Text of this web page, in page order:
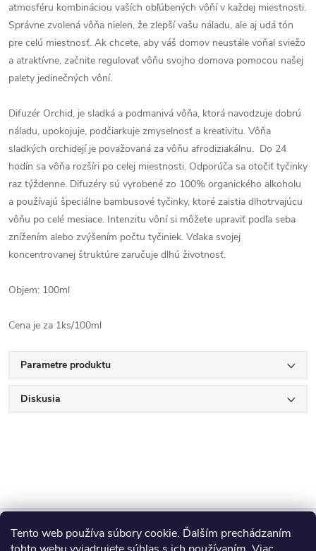
Tento web používa súbory cookie. Ďalším prechádzaním
atmosféru kombináciou vaších obľúbených vôňí v každej miestnosti.
Správne zvolená vôňa nielen, že zlepší vašu náladu, ale aj udá tón
pre celú miestnosť. Ak chcete, aby váš domov neustále voňal sviežo
a atraktívne, začnite regulovať vôňu svojho domova pomocou našej
palety jedinečných vôní.
Difuzér Orchid, je sladká a podmanivá vôňa, ktorá navodzuje dobrú
náladu, upokojuje, podčiarkuje zmyselnosť a kreativitu. Vôňa
sladkých orchidejí je považovaná za vôňu afrodiziakálnu. Do 24
hodín sa vôňa rozšíri po celej miestnosti. Odporúča sa otočiť tyčinky
raz týždenne. Difuzéry sú vyrobené zo 100% organického alkoholu
a používajú špeciálne bambusové tyčinky, ktoré zaistia dlhotrvajúcu
vôňu po celé mesiace. Intenzitu vôní si môžete upraviť podľa seba
znížením alebo zvýšením počtu tyčiniek. Vďaka svojej
koncentrovanej štruktúre zaručuje dlhú životnosť.
Objem: 100ml
Cena je za 1ks/100ml
Parametre produktu
Diskusia
ZBlog